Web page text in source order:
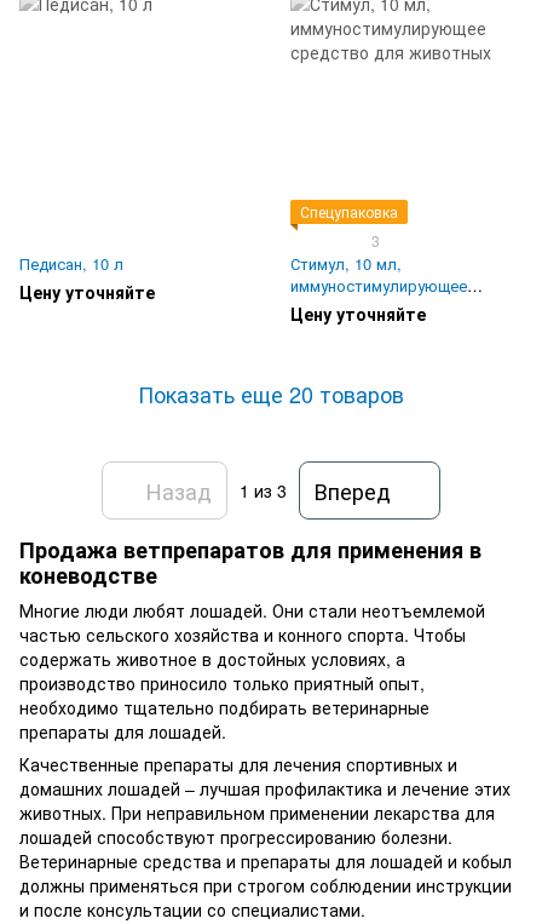
Педисан, 10 л
Цену уточняйте
Спецупаковка
3
Стимул, 10 мл,
иммуностимулирующее
средство для животных
Цену уточняйте
Показать еще 20 товаров
Назад 1 из 3
Вперед
Продажа ветпрепаратов для применения в
коневодстве
Многие люди любят лошадей. Они стали неотъемлемой
частью сельского хозяйства и конного спорта. Чтобы
содержать животное в достойных условиях, а
производство приносило только приятный опыт,
необходимо тщательно подбирать ветеринарные
препараты для лошадей.
Качественные препараты для лечения спортивных и
домашних лошадей – лучшая профилактика и лечение этих
животных. При неправильном применении лекарства для
лошадей способствуют прогрессированию болезни.
Ветеринарные средства и препараты для лошадей и кобыл
должны применяться при строгом соблюдении инструкции
и после консультации со специалистами.